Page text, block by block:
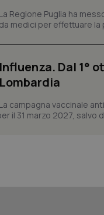
La Regione Puglia ha
da medici per effettuare la
Influenza. Dal 1°
Lombardia
La campagna vaccinale
il 31 marzo 2027, salvo
PHPSESSID